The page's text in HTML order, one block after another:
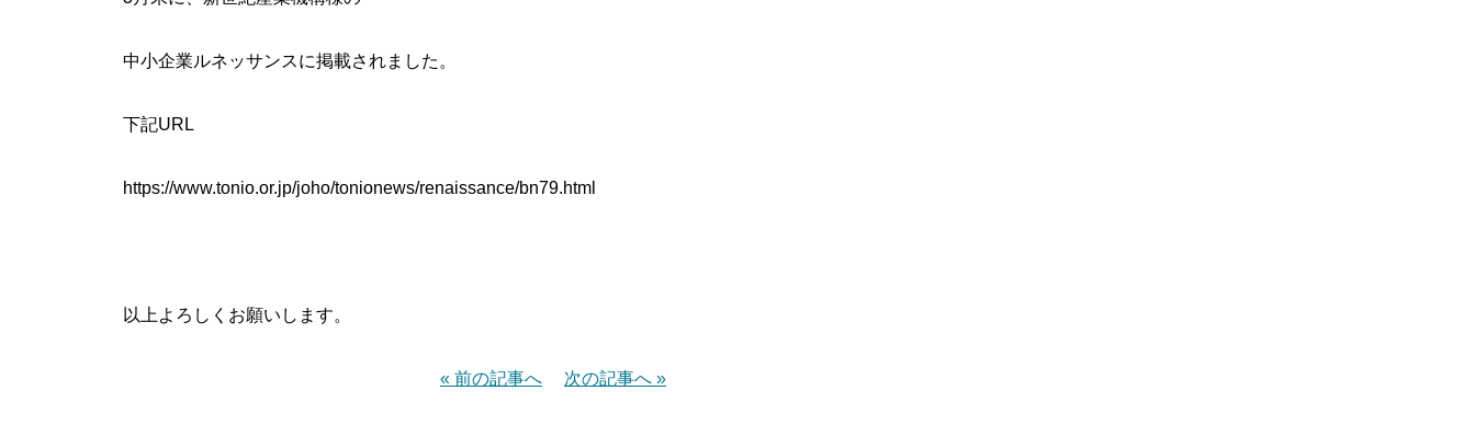
中小企業ルネッサンスに掲載されました。
下記URL
https://www.tonio.or.jp/joho/tonionews/renaissance/bn79.html
以上よろしくお願いします。
« 前の記事へ 次の記事へ »